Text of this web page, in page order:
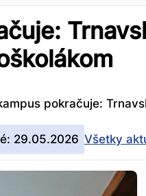
pokračuje:
29.05.2026 Všetky